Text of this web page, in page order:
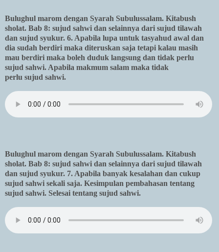
Bulughul marom dengan Syarah Subulussalam. Kitabush
sholat. Bab 8: sujud sahwi dan selainnya dari sujud tilawah
dan sujud syukur. 6. Apabila lupa untuk tasyahud awal dan
dia sudah berdiri maka diteruskan saja tetapi kalau masih
mau berdiri maka boleh duduk langsung dan tidak perlu
sujud sahwi. Apabila makmum salam maka tidak
perlu sujud sahwi.
Bulughul marom dengan Syarah Subulussalam. Kitabush
sholat. Bab 8: sujud sahwi dan selainnya dari sujud tilawah
dan sujud syukur. 7. Apabila banyak kesalahan dan cukup
sujud sahwi sekali saja. Kesimpulan pembahasan tentang
sujud sahwi. Selesai tentang sujud sahwi.